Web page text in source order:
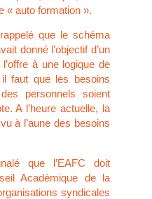
« auto formation ».
que le schéma
donné l’objectif d’un
à une logique de
faut que les besoins
personnels soient
A l’heure actuelle, la
à l’aune des besoins
que l’EAFC doit
Académique de la
syndicales